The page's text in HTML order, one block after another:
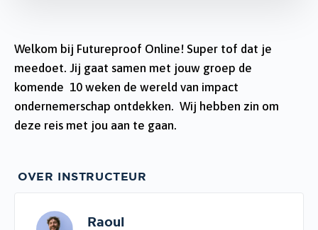
Welkom bij Futureproof Online! Super tof dat je
meedoet. Jij gaat samen met jouw groep de
komende 10 weken de wereld van impact
ondernemerschap ontdekken. Wij hebben zin om
deze reis met jou aan te gaan.
OVER INSTRUCTEUR
Raoul